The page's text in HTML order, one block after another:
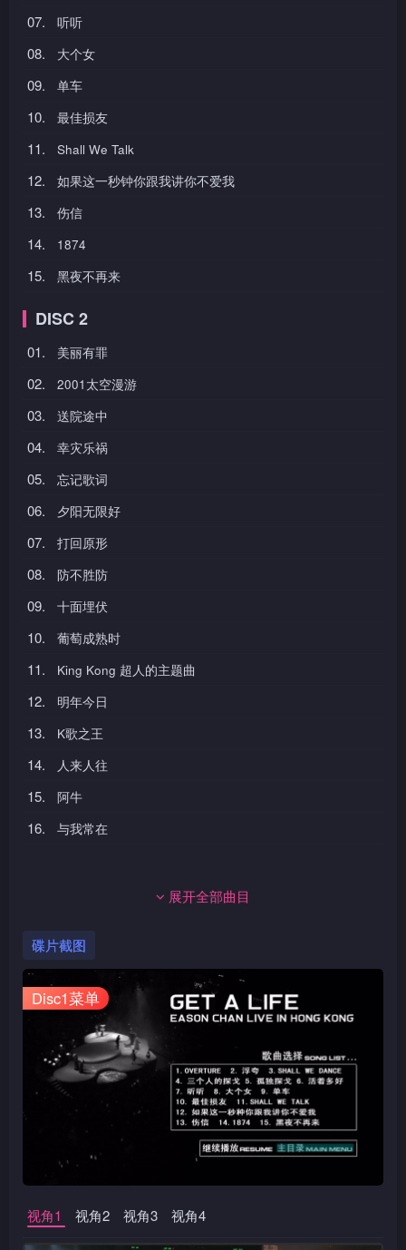
07. 听听
08. 大个女
09. 单车
10. 最佳损友
11. Shall We Talk
12. 如果这一秒钟你跟我讲你不爱我
13. 伤信
14. 1874
15. 黑夜不再来
DISC 2
01. 美丽有罪
02. 2001太空漫游
03. 送院途中
04. 幸灾乐祸
05. 忘记歌词
06. 夕阳无限好
07. 打回原形
08. 防不胜防
09. 十面埋伏
10. 葡萄成熟时
11. King Kong 超人的主题曲
12. 明年今日
13. K歌之王
14. 人来人往
15. 阿牛
16. 与我常在
展开全部曲目
碟片截图
Disc1菜单
视角1 视角2 视角3 视角4